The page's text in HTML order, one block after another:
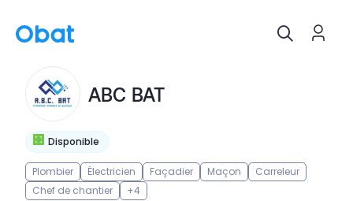
Disponible
ABC BAT
Plombier Électricien Façadier Maçon
Carreleur
Chef de chantier
+4